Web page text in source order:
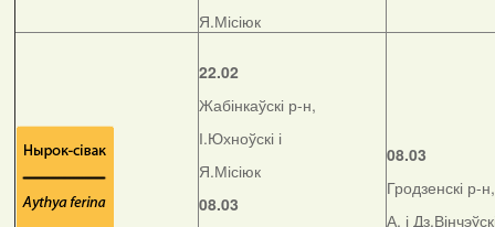
Я.Місіюк
22.02
Жабінкаўскі р-н,
І.Юхноўскі і
Я.Місіюк
08.03
08.03
Гродзенскі р-н,
А. і